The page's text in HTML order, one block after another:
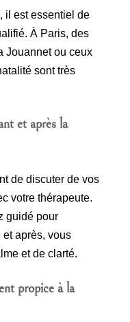
il est essentiel de
À Paris, des
Jouannet ou ceux
sont très
et après la
de discuter de vos
votre thérapeute.
guidé pour
après, vous
et de clarté.
propice à la